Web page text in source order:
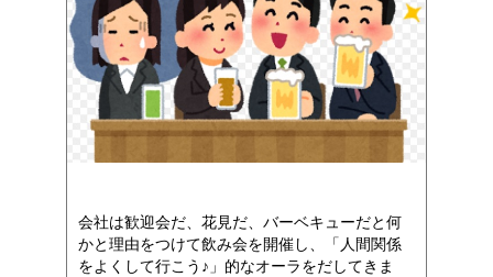
会社は歓迎会だ、花見だ、バーベキューだと何
かと理由をつけて飲み会を開催し、「人間関係
をよくして行こう♪」的なオーラをだしてきま